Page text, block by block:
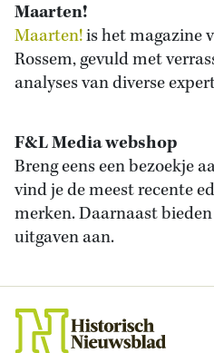
Maarten!
Maarten!is het magazine
Rossem, gevuld met
analyses van diverse
F&L Media webshop
Breng eens een bezoekje
vind je de meest recente
merken. Daarnaast
uitgaven aan.